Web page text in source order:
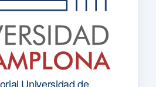
Universidad de